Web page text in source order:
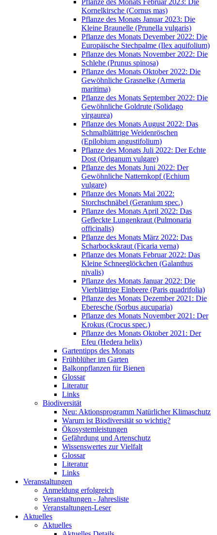
Pflanze des Monats Februar 2023: Die
Kornelkirsche (Cornus mas)
Pflanze des Monats Januar 2023: Die
Kleine Braunelle (Prunella vulgaris)
Pflanze des Monats Devember 2022: Die
Europäische Stechpalme (Ilex aquifolium)
Pflanze des Monats November 2022: Die
Schlehe (Prunus spinosa)
Pflanze des Monats Oktober 2022: Die
Gewöhnliche Grasnelke (Armeria
maritima)
Pflanze des Monats September 2022: Die
Gewöhnliche Goldrute (Solidago
virgaurea)
Pflanze des Monats August 2022: Das
Schmalblättrige Weidenröschen
(Epilobium angustifolium)
Pflanze des Monats Juli 2022: Der Echte
Dost (Origanum vulgare)
Pflanze des Monats Juni 2022: Der
Gewöhnliche Natternkopf (Echium
vulgare)
Pflanze des Monats Mai 2022:
Storchschnäbel (Geranium spec.)
Pflanze des Monats April 2022: Das
Gefleckte Lungenkraut (Pulmonaria
officinalis)
Pflanze des Monats März 2022: Das
Scharbockskraut (Ficaria verna)
Pflanze des Monats Februar 2022: Das
Kleine Schneeglöckchen (Galanthus
nivalis)
Pflanze des Monats Januar 2022: Die
Vierblättrige Einbeere (Paris quadrifolia)
Pflanze des Monats Dezember 2021: Die
Eberesche (Sorbus aucuparia)
Pflanze des Monats November 2021: Der
Krokus (Crocus spec.)
Pflanze des Monats Oktober 2021: Der
Efeu (Hedera helix)
Gartentipps des Monats
Frühblüher im Garten
Balkonpflanzen für Bienen
Glossar
Literatur
Links
Biodiversität
Neu: Aktionsprogramm Natürlicher Klimaschutz
Warum ist Biodiversität so wichtig?
Ökosystemleistungen
Gefährdung und Artenschutz
Wissenswertes zur Vielfalt
Glossar
Literatur
Links
Veranstaltungen
Anmeldung erfolgreich
Veranstaltungen - Jahresliste
Veranstaltungen-Leser
Aktuelles
Aktuelles